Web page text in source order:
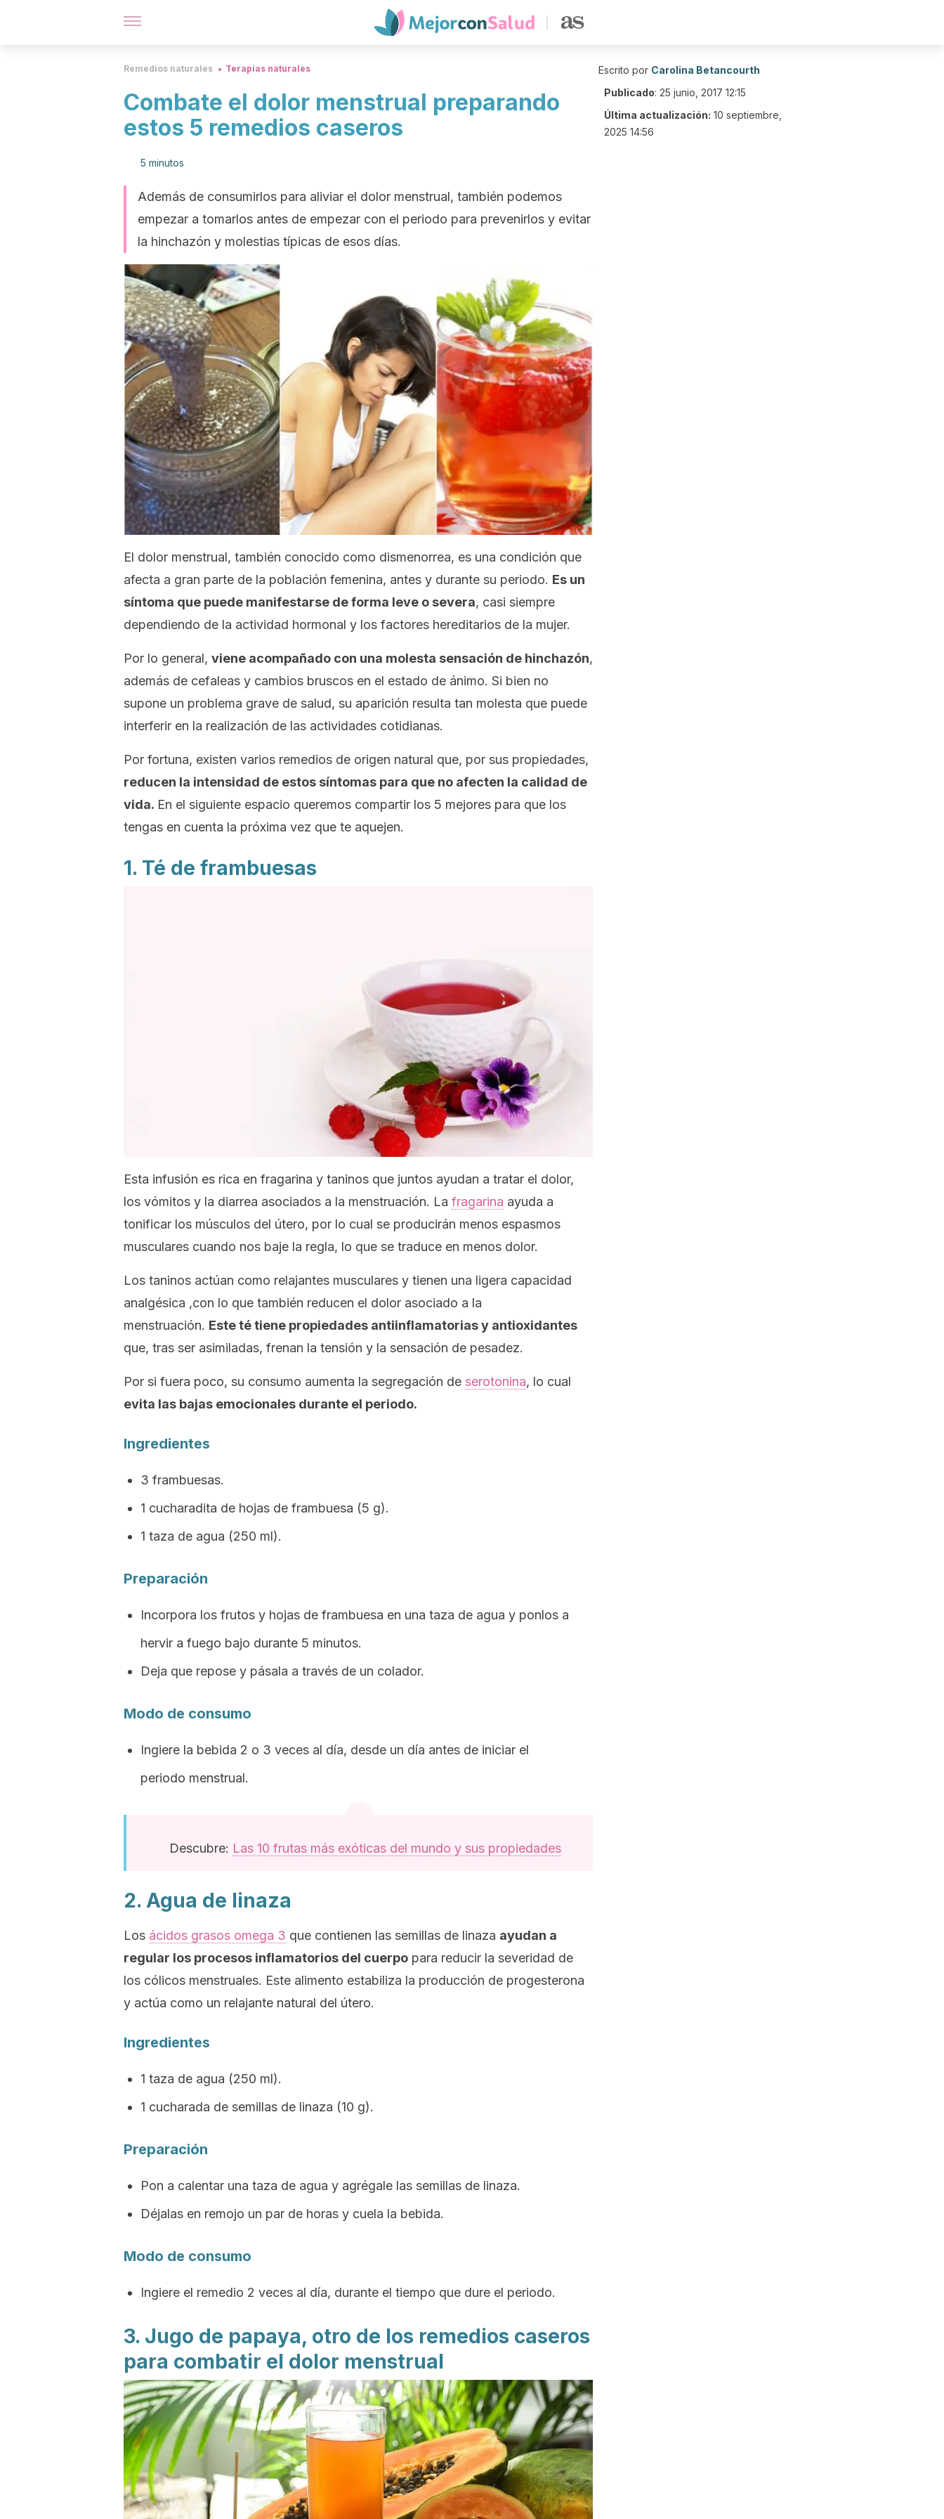
Remedios naturales Terapias naturales
Combate el dolor menstrual preparando
estos 5 remedios caseros
5 minutos
Además de consumirlos para aliviar el dolor menstrual, también podemos
empezar a tomarlos antes de empezar con el periodo para prevenirlos y evitar
la hinchazón y molestias típicas de esos días.
El dolor menstrual, también conocido como dismenorrea, es una condición que
afecta a gran parte de la población femenina, antes y durante su periodo. Es un
síntoma que puede manifestarse de forma leve o severa, casi siempre
dependiendo de la actividad hormonal y los factores hereditarios de la mujer.
Por lo general, viene acompañado con una molesta sensación de hinchazón,
además de cefaleas y cambios bruscos en el estado de ánimo. Si bien no
supone un problema grave de salud, su aparición resulta tan molesta que puede
interferir en la realización de las actividades cotidianas.
Por fortuna, existen varios remedios de origen natural que, por sus propiedades,
reducen la intensidad de estos síntomas para que no afecten la calidad de
vida. En el siguiente espacio queremos compartir los 5 mejores para que los
tengas en cuenta la próxima vez que te aquejen.
1. Té de frambuesas
Esta infusión es rica en fragarina y taninos que juntos ayudan a tratar el dolor,
los vómitos y la diarrea asociados a la menstruación. La fragarina ayuda a
tonificar los músculos del útero, por lo cual se producirán menos espasmos
musculares cuando nos baje la regla, lo que se traduce en menos dolor.
Los taninos actúan como relajantes musculares y tienen una ligera capacidad
analgésica ,con lo que también reducen el dolor asociado a la
menstruación. Este té tiene propiedades antiinflamatorias y antioxidantes
que, tras ser asimiladas, frenan la tensión y la sensación de pesadez.
Por si fuera poco, su consumo aumenta la segregación de serotonina, lo cual
evita las bajas emocionales durante el periodo.
Ingredientes
3 frambuesas.
1 cucharadita de hojas de frambuesa (5 g).
1 taza de agua (250 ml).
Preparación
Incorpora los frutos y hojas de frambuesa en una taza de agua y ponlos a
hervir a fuego bajo durante 5 minutos.
Deja que repose y pásala a través de un colador.
Modo de consumo
Ingiere la bebida 2 o 3 veces al día, desde un día antes de iniciar el
periodo menstrual.
Descubre: Las 10 frutas más exóticas del mundo y sus propiedades
2. Agua de linaza
Los ácidos grasos omega 3 que contienen las semillas de linaza ayudan a
regular los procesos inflamatorios del cuerpo para reducir la severidad de
los cólicos menstruales. Este alimento estabiliza la producción de progesterona
y actúa como un relajante natural del útero.
Ingredientes
1 taza de agua (250 ml).
1 cucharada de semillas de linaza (10 g).
Preparación
Pon a calentar una taza de agua y agrégale las semillas de linaza.
Déjalas en remojo un par de horas y cuela la bebida.
Modo de consumo
Ingiere el remedio 2 veces al día, durante el tiempo que dure el periodo.
3. Jugo de papaya, otro de los remedios caseros
para combatir el dolor menstrual
Escrito por Carolina Betancourth
Publicado: 25 junio, 2017 12:15
Última actualización: 10 septiembre,
2025 14:56